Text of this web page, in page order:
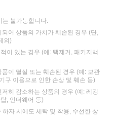
는 불가능합니다.
어 상품의 가치가 훼손된 경우 (단,
외)
이 있는 경우 (예: 택제거, 패키지백
이 멸실 또는 훼손된 경우 (예: 보관
구 이용으로 인한 손상 및 훼손 등)
히 감소하는 상품의 경우 (예: 레깅
, 언더웨어 등)
자 시에도 세탁 및 착용, 수선한 상